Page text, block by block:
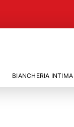
BIANCHERIA INTIMA
«KNOKKE»